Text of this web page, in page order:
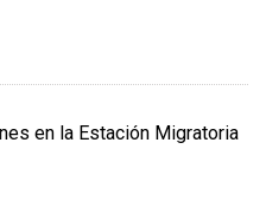
en la Estación Migratoria